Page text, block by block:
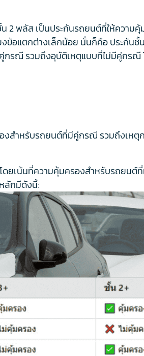
2 พลัส เป็นประกันรถยนต์ที่ให้ความ
ข้อแตกต่างเล็กน้อย นั่นก็คือ ประกัน
รณี รวมถึงอุบัติเหตุแบบที่ไม่มีคู่กรณี
สำหรับรถยนต์ที่มีคู่กรณี รวมถึงเหตุ
ยเน้นที่ความคุ้มครองสำหรับรถยน
ลักมีดังนี้: